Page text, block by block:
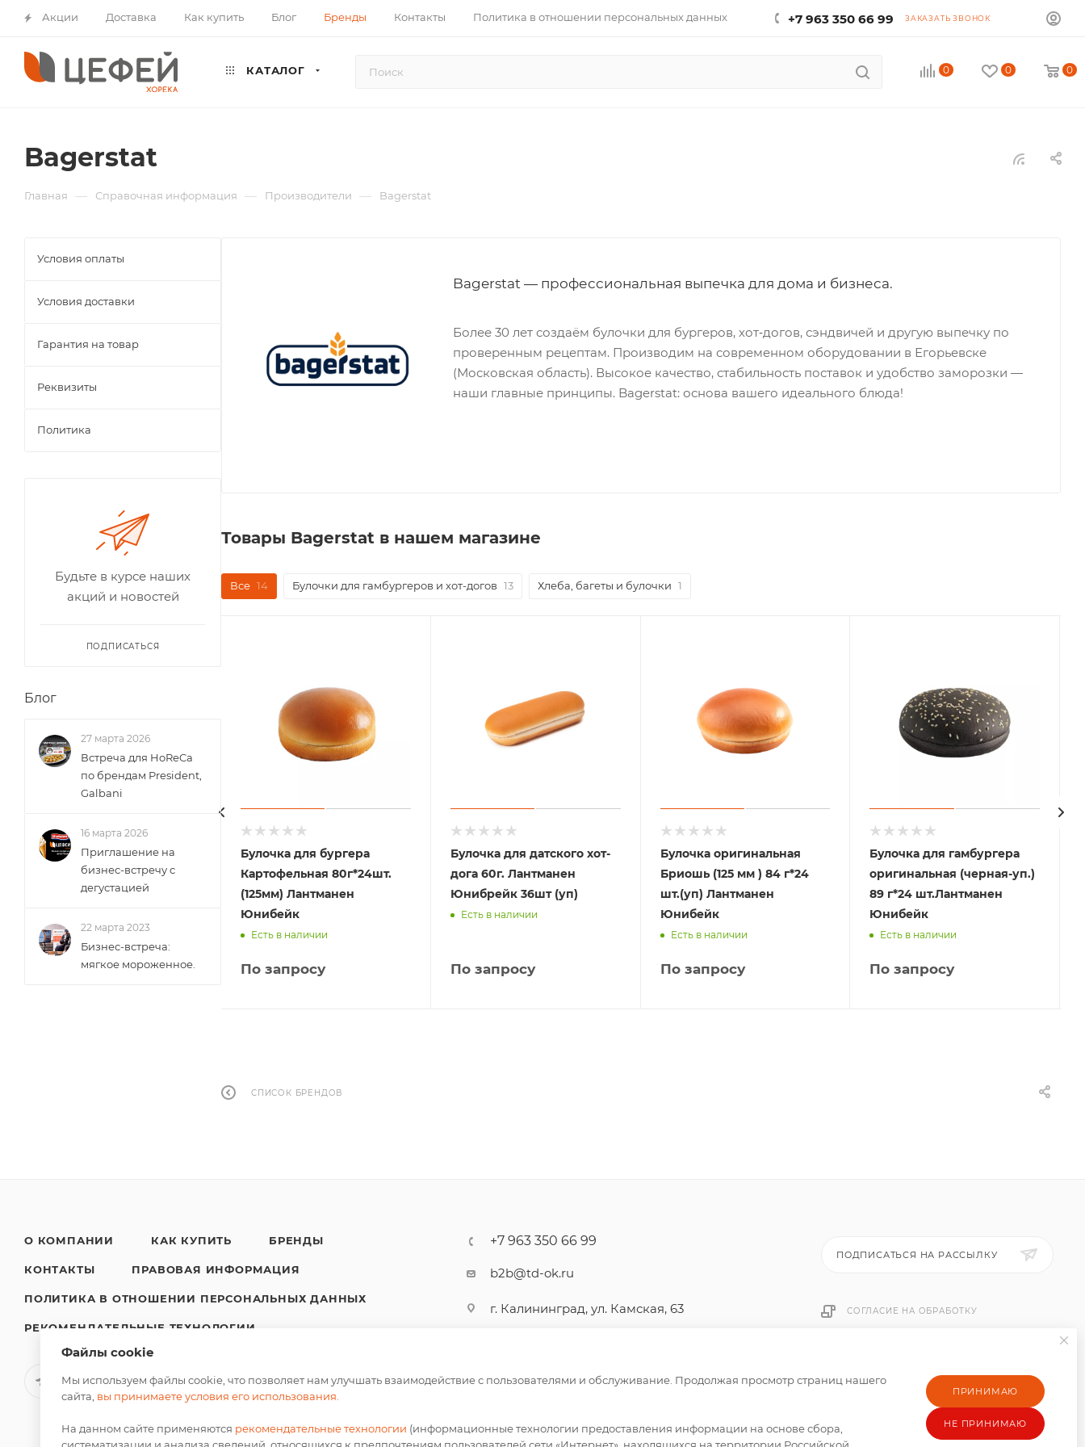
Акции Доставка Как купить Блог Бренды Контакты Политика в отношении персональных данных +7 963 350 66 99 ЗАКАЗАТЬ ЗВОНОК
КАТАЛОГ 0 0 0
Bagerstat
Главная — Справочная информация — Производители — Bagerstat
Bagerstat — профессиональная выпечка для дома и бизнеса.
Более 30 лет создаём булочки для бургеров, хот‑догов, сэндвичей и другую выпечку по
проверенным рецептам. Производим на современном оборудовании в Егорьевске
(Московская область). Высокое качество, стабильность поставок и удобство заморозки —
наши главные принципы. Bagerstat: основа вашего идеального блюда!
Товары Bagerstat в нашем магазине
Все 14 Булочки для гамбургеров и хот-догов 13 Хлеба, багеты и булочки 1
Булочка для бургера
Картофельная 80г*24шт.
(125мм) Лантманен
Юнибейк
Есть в наличии
По запросу
Булочка для датского хот-
дога 60г. Лантманен
Юнибрейк 36шт (уп)
Есть в наличии
По запросу
Булочка оригинальная
Бриошь (125 мм ) 84 г*24
шт.(уп) Лантманен
Юнибейк
Есть в наличии
По запросу
Булочка для гамбургера
оригинальная (черная-уп.)
89 г*24 шт.Лантманен
Юнибейк
Есть в наличии
По запросу
СПИСОК БРЕНДОВ
Условия оплаты
Условия доставки
Гарантия на товар
Реквизиты
Политика
Будьте в курсе наших
акций и новостей
ПОДПИСАТЬСЯ
Блог
27 марта 2026
Встреча для HoReCa
по брендам President,
Galbani
16 марта 2026
Приглашение на
бизнес-встречу с
дегустацией
22 марта 2023
Бизнес-встреча:
мягкое мороженное.
О КОМПАНИИ КАК КУПИТЬ БРЕНДЫ
КОНТАКТЫ ПРАВОВАЯ ИНФОРМАЦИЯ
ПОЛИТИКА В ОТНОШЕНИИ ПЕРСОНАЛЬНЫХ ДАННЫХ
РЕКОМЕНДАТЕЛЬНЫЕ ТЕХНОЛОГИИ
+7 963 350 66 99
b2b@td-ok.ru
г. Калининград, ул. Камская, 63
ПОДПИСАТЬСЯ НА РАССЫЛКУ
СОГЛАСИЕ НА ОБРАБОТКУ
Файлы cookie
Мы используем файлы cookie, что позволяет нам улучшать взаимодействие с пользователями и обслуживание. Продолжая просмотр страниц нашего
сайта, вы принимаете условия его использования.
На данном сайте применяются рекомендательные технологии (информационные технологии предоставления информации на основе сбора,
ПРИНИМАЮ
НЕ ПРИНИМАЮ